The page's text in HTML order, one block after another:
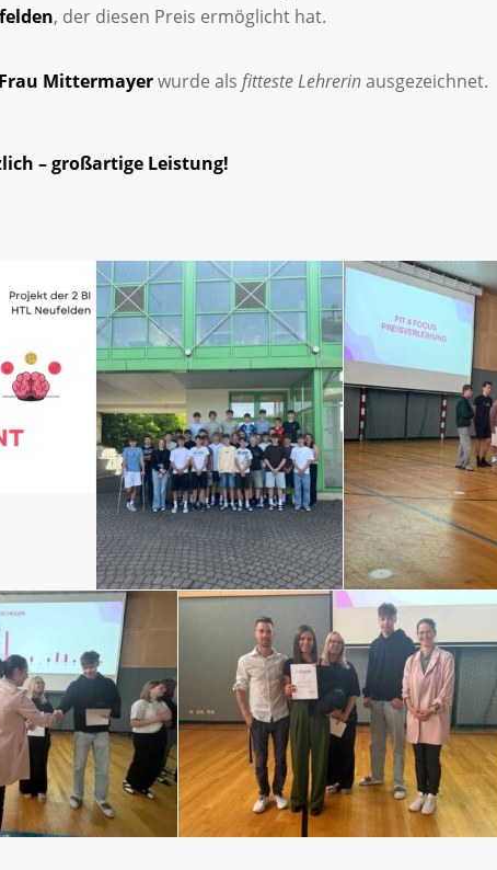
, der diesen Preis ermöglicht hat.
Frau Mittermayerwurde als fitteste Lehrerinausgezeichnet.
– großartige Leistung!